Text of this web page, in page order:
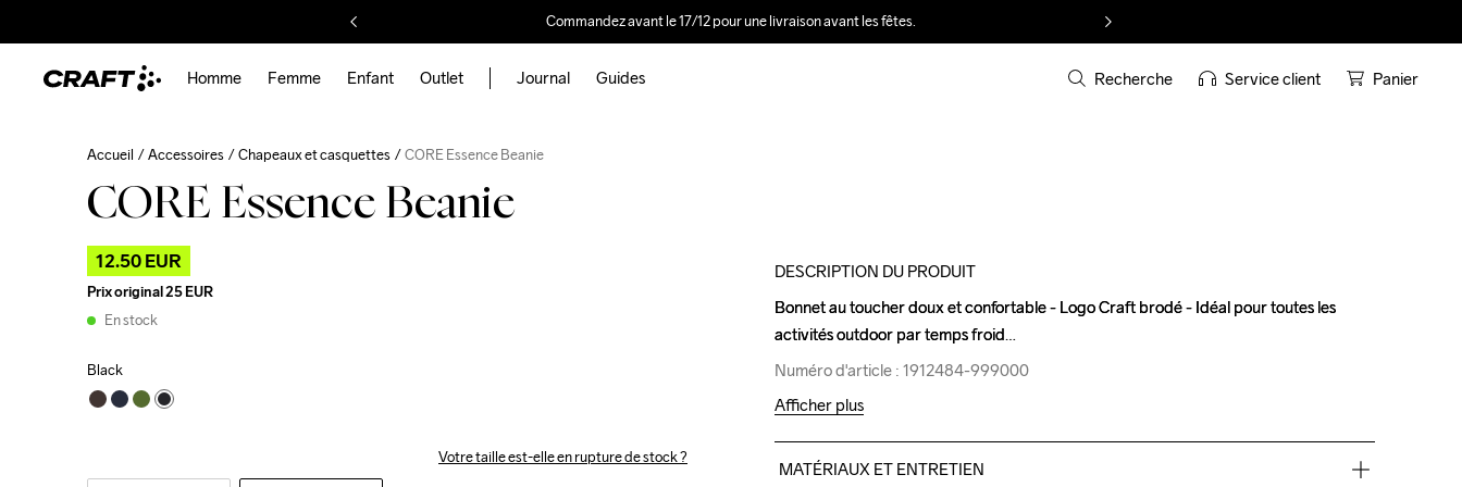
Commandez avant le 17/12 pour une livraison avant les fêtes.
Homme Femme Enfant Outlet Journal Guides Recherche Service client Panier
Accueil Accessoires Chapeaux et casquettes CORE Essence Beanie
CORE Essence Beanie
12.50 EUR
Prix original25 EUR
En stock
Black
Votre taille est-elle en rupture de stock ?
DESCRIPTION DU PRODUIT
Bonnet au toucher doux et confortable - Logo Craft brodé - Idéal pour toutes les
activités outdoor par temps froid
Numéro d'article : 1912484-999000
Bonnet au toucher doux et confortable - Logo Craft brodé - Idéal pour toutes les
activités outdoor par temps froid
Numéro d'article : 1912484-999000
Afficher plus
MATÉRIAUX ET ENTRETIEN